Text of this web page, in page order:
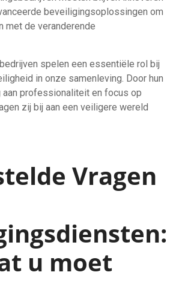
beveiligingsoplossingen om
met de veranderende
spelen een essentiële rol bij
in onze samenleving. Door hun
professionaliteit en focus op
zij bij aan een veiligere wereld
Vragen
u moet